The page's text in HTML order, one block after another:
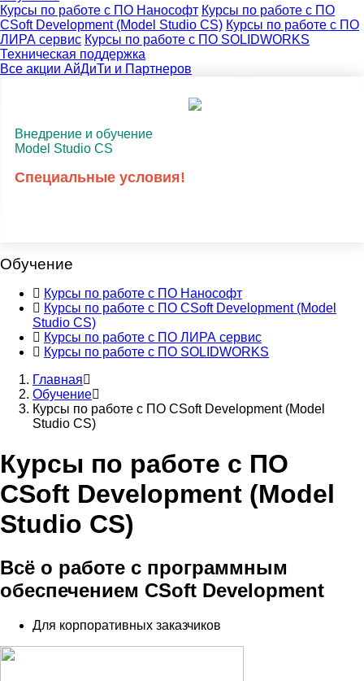
Курсы по работе с ПО Нанософт Курсы по работе с ПО
CSoft Development (Model Studio CS) Курсы по работе с ПО
ЛИРА сервис Курсы по работе с ПО SOLIDWORKS
Техническая поддержка
Все акции АйДиТи и Партнеров
Внедрение и обучение
Model Studio CS
Специальные условия!
Обучение
Основная
навигация
Курсы по работе с ПО Нанософт
Курсы по работе с ПО CSoft Development (Model
Studio CS)
Курсы по работе с ПО ЛИРА сервис
Курсы по работе с ПО SOLIDWORKS
Строка
навигации
Главная
Обучение
Курсы по работе с ПО CSoft Development (Model
Studio CS)
Курсы по работе с ПО
CSoft Development (Model
Studio CS)
Всё о работе с программным
обеспечением CSoft Development
Для корпоративных заказчиков